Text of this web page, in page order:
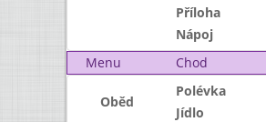
Příloha
Nápoj
Menu
Chod
Oběd
Polévka
Jídlo